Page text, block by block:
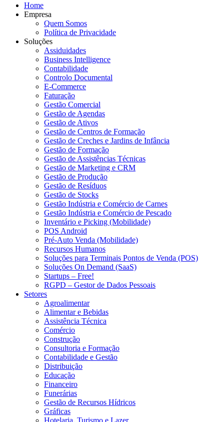
Home
Empresa
Quem Somos
Política de Privacidade
Soluções
Assiduidades
Business Intelligence
Contabilidade
Controlo Documental
E-Commerce
Faturação
Gestão Comercial
Gestão de Agendas
Gestão de Ativos
Gestão de Centros de Formação
Gestão de Creches e Jardins de Infância
Gestão de Formação
Gestão de Assistências Técnicas
Gestão de Marketing e CRM
Gestão de Produção
Gestão de Resíduos
Gestão de Stocks
Gestão Indústria e Comércio de Carnes
Gestão Indústria e Comércio de Pescado
Inventário e Picking (Mobilidade)
POS Android
Pré-Auto Venda (Mobilidade)
Recursos Humanos
Soluções para Terminais Pontos de Venda (POS)
Soluções On Demand (SaaS)
Startups – Free!
RGPD – Gestor de Dados Pessoais
Setores
Agroalimentar
Alimentar e Bebidas
Assistência Técnica
Comércio
Construção
Consultoria e Formação
Contabilidade e Gestão
Distribuição
Educação
Financeiro
Funerárias
Gestão de Recursos Hídricos
Gráficas
Hotelaria, Turismo e Lazer